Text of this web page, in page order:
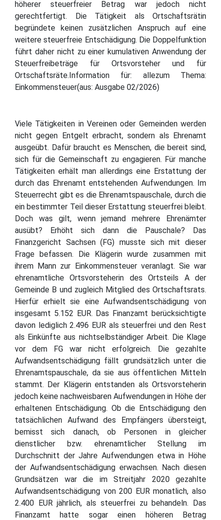
höherer steuerfreier Betrag war jedoch nicht
gerechtfertigt. Die Tätigkeit als Ortschaftsrätin
begründete keinen zusätzlichen Anspruch auf eine
weitere steuerfreie Entschädigung. Die Doppelfunktion
führt daher nicht zu einer kumulativen Anwendung der
Steuerfreibeträge für Ortsvorsteher und für
Ortschaftsräte.Information für: allezum Thema:
Einkommensteuer(aus: Ausgabe 02/2026)
Viele Tätigkeiten in Vereinen oder Gemeinden werden
nicht gegen Entgelt erbracht, sondern als Ehrenamt
ausgeübt. Dafür braucht es Menschen, die bereit sind,
sich für die Gemeinschaft zu engagieren. Für manche
Tätigkeiten erhält man allerdings eine Erstattung der
durch das Ehrenamt entstehenden Aufwendungen. Im
Steuerrecht gibt es die Ehrenamtspauschale, durch die
ein bestimmter Teil dieser Erstattung steuerfrei bleibt.
Doch was gilt, wenn jemand mehrere Ehrenämter
ausübt? Erhöht sich dann die Pauschale? Das
Finanzgericht Sachsen (FG) musste sich mit dieser
Frage befassen. Die Klägerin wurde zusammen mit
ihrem Mann zur Einkommensteuer veranlagt. Sie war
ehrenamtliche Ortsvorsteherin des Ortsteils A der
Gemeinde B und zugleich Mitglied des Ortschaftsrats.
Hierfür erhielt sie eine Aufwandsentschädigung von
insgesamt 5.152 EUR. Das Finanzamt berücksichtigte
davon lediglich 2.496 EUR als steuerfrei und den Rest
als Einkünfte aus nichtselbständiger Arbeit. Die Klage
vor dem FG war nicht erfolgreich. Die gezahlte
Aufwandsentschädigung fällt grundsätzlich unter die
Ehrenamtspauschale, da sie aus öffentlichen Mitteln
stammt. Der Klägerin entstanden als Ortsvorsteherin
jedoch keine nachweisbaren Aufwendungen in Höhe der
erhaltenen Entschädigung. Ob die Entschädigung den
tatsächlichen Aufwand des Empfängers übersteigt,
bemisst sich danach, ob Personen in gleicher
dienstlicher bzw. ehrenamtlicher Stellung im
Durchschnitt der Jahre Aufwendungen etwa in Höhe
der Aufwandsentschädigung erwachsen. Nach diesen
Grundsätzen war die im Streitjahr 2020 gezahlte
Aufwandsentschädigung von 200 EUR monatlich, also
2.400 EUR jährlich, als steuerfrei zu behandeln. Das
Finanzamt hatte sogar einen höheren Betrag